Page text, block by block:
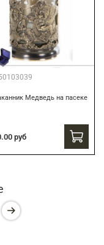
Медведь на пасеке
руб